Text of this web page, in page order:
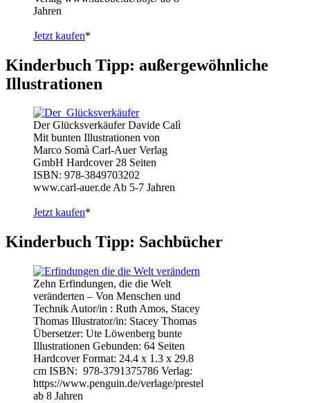
Jahren
Jetzt kaufen*
Kinderbuch Tipp: außergewöhnliche
Illustrationen
Der Glücksverkäufer Davide Calì
Mit bunten Illustrationen von
Marco Somà Carl-Auer Verlag
GmbH Hardcover 28 Seiten
ISBN: 978-3849703202
www.carl-auer.de Ab 5-7 Jahren
Jetzt kaufen*
Kinderbuch Tipp: Sachbücher
Zehn Erfindungen, die die Welt
veränderten – Von Menschen und
Technik Autor/in : Ruth Amos, Stacey
Thomas Illustrator/in: Stacey Thomas
Übersetzer: Ute Löwenberg bunte
Illustrationen Gebunden: 64 Seiten
Hardcover Format: 24.4 x 1.3 x 29.8
cm ISBN: ‎ 978-3791375786 Verlag:
https://www.penguin.de/verlage/prestel
ab 8 Jahren